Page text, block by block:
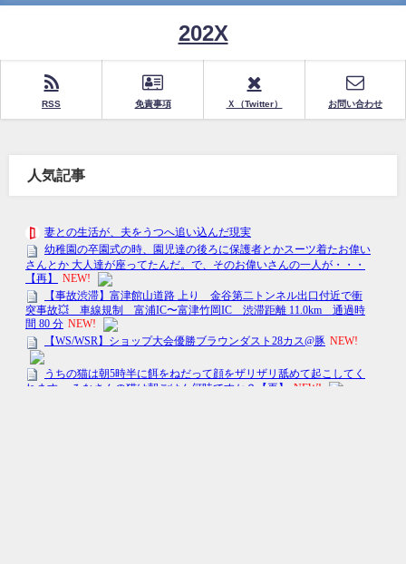
202X
RSS 免責事項 Ｘ（Twitter） お問い合わせ
人気記事